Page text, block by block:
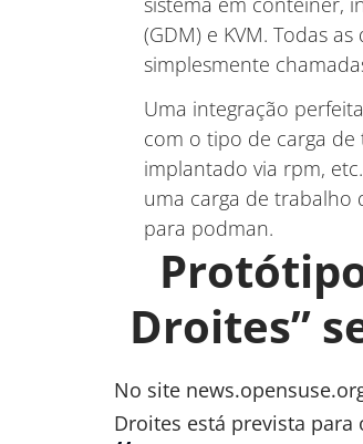
(GDM) e KVM. Todas
simplesmente
Uma integração
com o tipo de carga
implantado via rpm,
uma carga de trabalho
para podman.
Protótipo
Droites”
No site
Droites está prevista para